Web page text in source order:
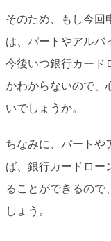
そのため、もし今回
は、パートやアルバ
今後いつ銀行カード
かわからないので、
いでしょうか。
ちなみに、パートや
ば、銀行カードロー
ることができるので
しょう。